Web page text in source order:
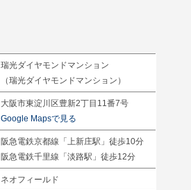
瑞光ダイヤモンドマンション
（瑞光ダイヤモンドマンション）
大阪市東淀川区豊新2丁目11番7号
Google Mapsで見る
阪急電鉄京都線「上新庄駅」徒歩10分
阪急電鉄千里線「淡路駅」徒歩12分
ネオフィールド